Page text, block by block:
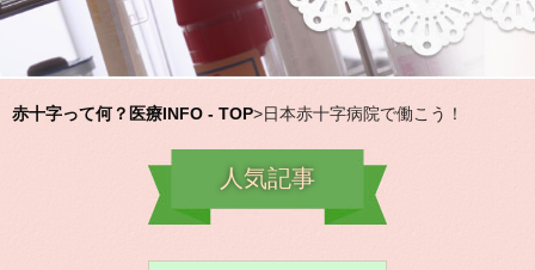
赤十字って何？医療INFO - TOP>日本赤十字病院で働こう！
人気記事